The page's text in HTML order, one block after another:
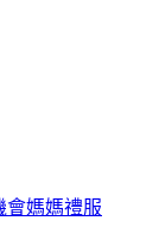
會媽媽禮服